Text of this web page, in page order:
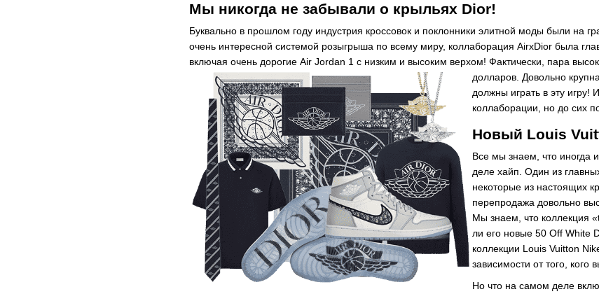
Мы никогда не забывали о крыльях Dior!
Буквально в прошлом году индустрия кроссовок и поклонники элитной моды были на
очень интересной системой розыгрыша по всему миру, коллаборация AirхDior была
включая очень дорогие Air Jordan 1 с низким и высоким верхом! Фактически, пара
долларов. Довольно
должны играть в эту игру!
коллаборации, но до сих
Новый Louis
Все мы знаем, что иногда
деле хайп. Один из
некоторые из настоящих
перепродажа довольно
Мы знаем, что коллекция
ли его новые 50 Off White
коллекции Louis Vuitton
зависимости от того, кого
Но что на самом деле